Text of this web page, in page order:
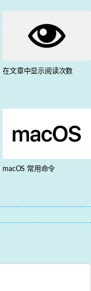
在文章中显示阅读次数
macOS 常用命令